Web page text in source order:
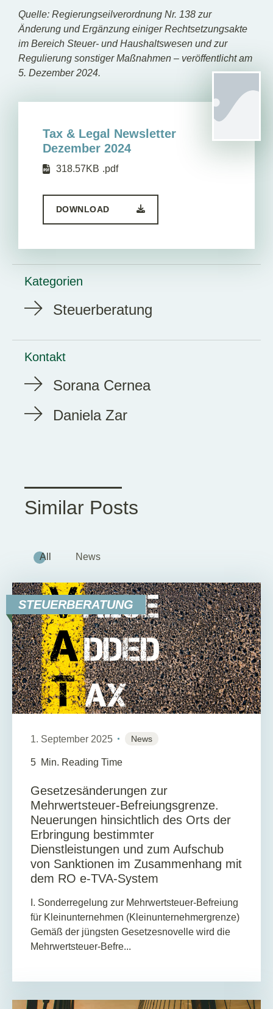
Quelle: Regierungseilverordnung Nr. 138 zur
Änderung und Ergänzung einiger Rechtsetzungsakte
im Bereich Steuer- und Haushaltswesen und zur
Regulierung sonstiger Maßnahmen – veröffentlicht am
5. Dezember 2024.
Tax & Legal Newsletter
Dezember 2024
318.57KB .pdf
DOWNLOAD
Kategorien
Steuerberatung
Kontakt
Sorana Cernea
Daniela Zar
Similar Posts
All News
STEUERBERATUNG
1. September 2025 News
5 Min. Reading Time
Gesetzesänderungen zur
Mehrwertsteuer-Befreiungsgrenze.
Neuerungen hinsichtlich des Orts der
Erbringung bestimmter
Dienstleistungen und zum Aufschub
von Sanktionen im Zusammenhang mit
dem RO e-TVA-System
I. Sonderregelung zur Mehrwertsteuer-Befreiung
für Kleinunternehmen (Kleinunternehmergrenze)
Gemäß der jüngsten Gesetzesnovelle wird die
Mehrwertsteuer-Befre...